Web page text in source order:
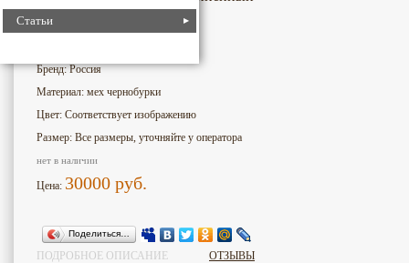
Статьи
Бренд: Россия
Материал: мех чернобурки
Цвет: Соответствует изображению
Размер: Все размеры, уточняйте у оператора
нет в наличии
Цена: 30000 руб.
Поделиться…
ПОДРОБНОЕ ОПИСАНИЕ ОТЗЫВЫ